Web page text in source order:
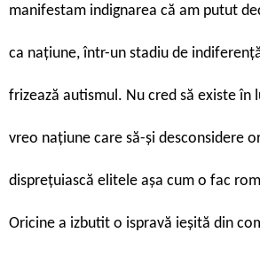
manifestam indignarea că am putut
ca națiune, într-un stadiu de
frizează autismul. Nu cred să existe în
vreo națiune care să-și desconsidere
disprețuiască elitele așa cum o fac
Oricine a izbutit o ispravă ieșită din